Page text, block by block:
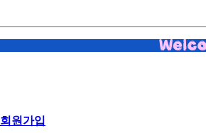
회원가입